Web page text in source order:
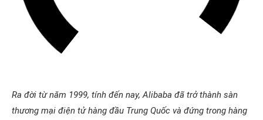
Ra đời từ năm 1999, tính đến nay, Alibaba đã trở thành sàn
thương mại điện tử hàng đầu Trung Quốc và đứng trong hàng